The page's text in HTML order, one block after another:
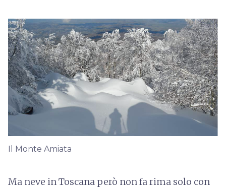
Il Monte Amiata
Ma neve in Toscana però non fa rima solo con